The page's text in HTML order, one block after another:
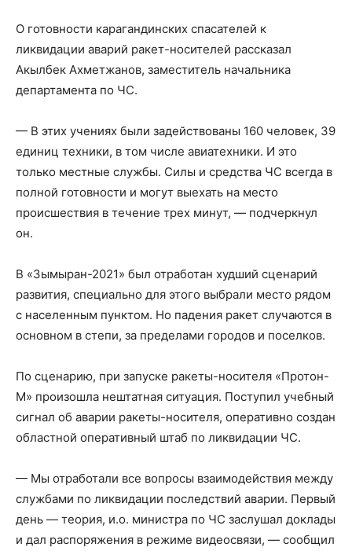
О готовности карагандинских спасателей к
ликвидации аварий ракет-носителей рассказал
Акылбек Ахметжанов, заместитель начальника
департамента по ЧС.
— В этих учениях были задействованы 160 человек, 39
единиц техники, в том числе авиатехники. И это
только местные службы. Силы и средства ЧС всегда в
полной готовности и могут выехать на место
происшествия в течение трех минут, — подчеркнул
он.
В «Зымыран-2021» был отработан худший сценарий
развития, специально для этого выбрали место рядом
с населенным пунктом. Но падения ракет случаются в
основном в степи, за пределами городов и поселков.
По сценарию, при запуске ракеты-носителя «Протон-
М» произошла нештатная ситуация. Поступил учебный
сигнал об аварии ракеты-носителя, оперативно создан
областной оперативный штаб по ликвидации ЧС.
— Мы отработали все вопросы взаимодействия между
службами по ликвидации последствий аварии. Первый
день — теория, и.о. министра по ЧС заслушал доклады
и дал распоряжения в режиме видеосвязи, — сообщил